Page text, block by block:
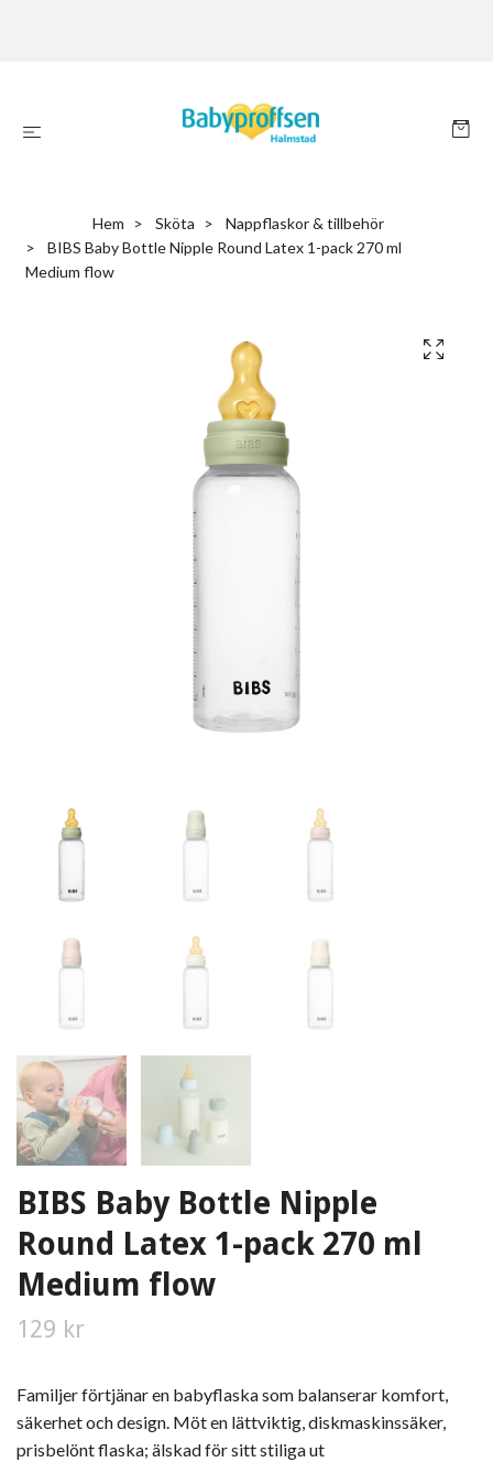
Hem Sköta
Nappflaskor & tillbehör
BIBS Baby Bottle Nipple Round Latex 1-pack 270 ml
Medium flow
BIBS Baby Bottle Nipple
Round Latex 1-pack 270 ml
Medium flow
129 kr
Familjer förtjänar en babyflaska som balanserar komfort,
säkerhet och design. Möt en lättviktig, diskmaskinssäker,
prisbelönt flaska; älskad för sitt stiliga ut